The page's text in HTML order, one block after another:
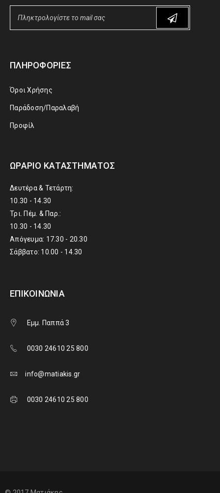
ΠΛΗΡΟΦΟΡΊΕΣ
Όροι Χρήσης
Παράδοση/Παραλαβή
Προφίλ
ΩΡΆΡΙΟ ΚΑΤΑΣΤΉΜΑΤΟΣ
Δευτέρα & Τετάρτη:
10.30 - 14.30
Τρι. Πέμ. & Παρ.:
10.30 - 14.30
Απόγευμα: 17.30 - 20.30
Σάββατο: 10.00 - 14.30
ΕΠΙΚΟΙΝΩΝΊΑ
Εμμ. Παππά 3
0030 24610 25 800
info@matiakis.gr
0030 24610 25 800